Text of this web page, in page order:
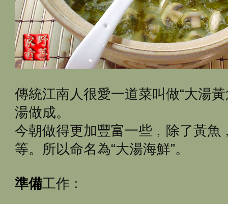
傳統江南人很愛一道菜叫做“大湯
湯做成。
今朝做得更加豐富一些﹐除了黃魚
等。所以命名為“大湯海鮮”。
準備工作﹕